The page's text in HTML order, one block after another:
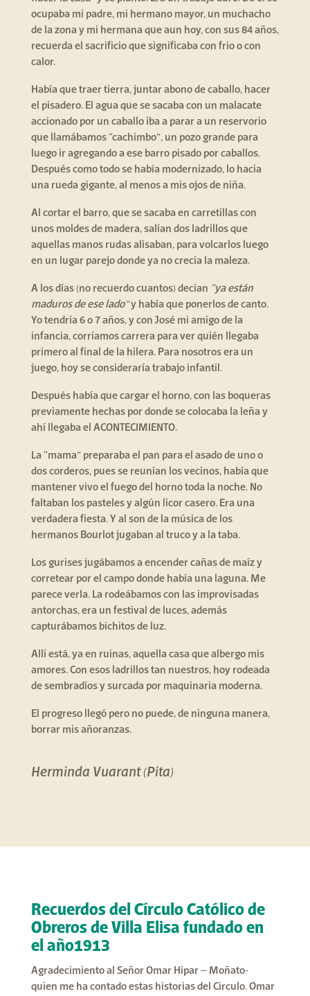
ocupaba mi padre, mi hermano mayor, un muchacho
de la zona y mi hermana que aun hoy, con sus 84 años,
recuerda el sacrificio que significaba con frio o con
calor.
Había que traer tierra, juntar abono de caballo, hacer
el pisadero. El agua que se sacaba con un malacate
accionado por un caballo iba a parar a un reservorio
que llamábamos “cachimbo”, un pozo grande para
luego ir agregando a ese barro pisado por caballos.
Después como todo se había modernizado, lo hacia
una rueda gigante, al menos a mis ojos de niña.
Al cortar el barro, que se sacaba en carretillas con
unos moldes de madera, salían dos ladrillos que
aquellas manos rudas alisaban, para volcarlos luego
en un lugar parejo donde ya no crecía la maleza.
A los días (no recuerdo cuantos) decían “ya están
maduros de ese lado”y había que ponerlos de canto.
Yo tendría 6 o 7 años, y con José mi amigo de la
infancia, corríamos carrera para ver quién llegaba
primero al final de la hilera. Para nosotros era un
juego, hoy se consideraría trabajo infantil.
Después había que cargar el horno, con las boqueras
previamente hechas por donde se colocaba la leña y
ahí llegaba el ACONTECIMIENTO.
La “mama” preparaba el pan para el asado de uno o
dos corderos, pues se reunían los vecinos, había que
mantener vivo el fuego del horno toda la noche. No
faltaban los pasteles y algún licor casero. Era una
verdadera fiesta. Y al son de la música de los
hermanos Bourlot jugaban al truco y a la taba.
Los gurises jugábamos a encender cañas de maíz y
corretear por el campo donde había una laguna. Me
parece verla. La rodeábamos con las improvisadas
antorchas, era un festival de luces, además
capturábamos bichitos de luz.
Allí está, ya en ruinas, aquella casa que albergo mis
amores. Con esos ladrillos tan nuestros, hoy rodeada
de sembradíos y surcada por maquinaria moderna.
El progreso llegó pero no puede, de ninguna manera,
borrar mis añoranzas.
Herminda Vuarant(Pita)
Recuerdos del Círculo Católico de
Obreros de Villa Elisa fundado en
el año1913
Agradecimiento al Señor Omar Hipar – Moñato-
quien me ha contado estas historias del Circulo. Omar